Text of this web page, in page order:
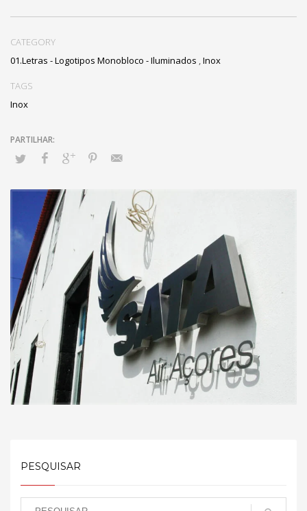
CATEGORY
01.Letras - Logotipos Monobloco - Iluminados ,Inox
TAGS
Inox
PESQUISAR